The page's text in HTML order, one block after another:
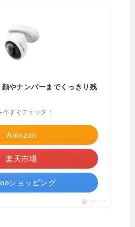
やナンバーまでくっきり残
すぐチェック！
Amazon
楽天市場
ショッピング
ポチップ